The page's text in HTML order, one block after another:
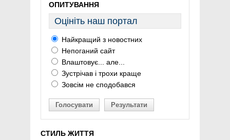
ОПИТУВАННЯ
Оцініть наш портал
Найкращий з новостних
Непоганий сайт
Влаштовує... але...
Зустрічав і трохи краще
Зовсім не сподобався
Голосувати Результати
СТИЛЬ ЖИТТЯ